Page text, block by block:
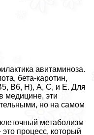
авитаминоза.
бета-каротин,
В6, Н), А, С, и Е. Для
медицине, эти
но на самом
метаболизм
процесс, который